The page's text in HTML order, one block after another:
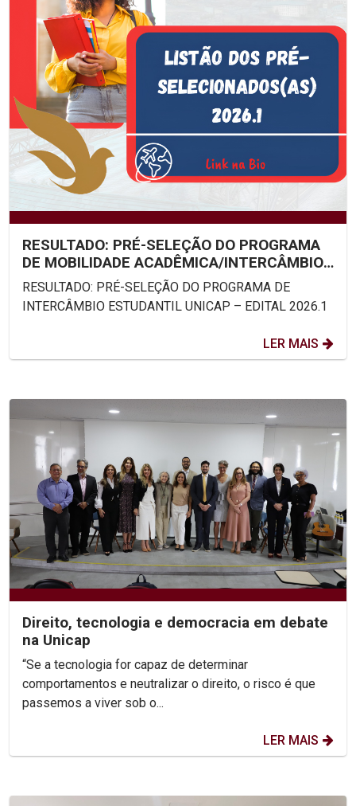
RESULTADO: PRÉ-SELEÇÃO DO PROGRAMA
DE MOBILIDADE ACADÊMICA/INTERCÂMBIO
ESTUDANTIL UNICAP – EDITAL...
RESULTADO: PRÉ-SELEÇÃO DO PROGRAMA DE
INTERCÂMBIO ESTUDANTIL UNICAP – EDITAL 2026.1
LER MAIS
Direito, tecnologia e democracia em debate
na Unicap
“Se a tecnologia for capaz de determinar
comportamentos e neutralizar o direito, o risco é que
passemos a viver sob o...
LER MAIS